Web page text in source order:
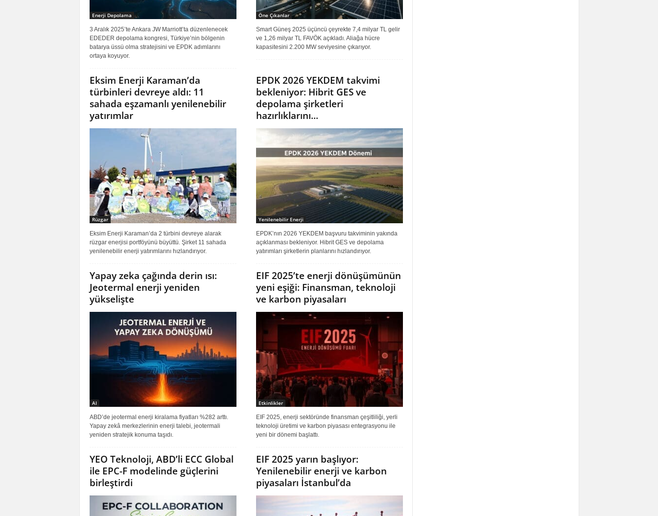
Enerji Depolama
3 Aralık 2025’te Ankara JW Marriott’ta düzenlenecek
EDEDER depolama kongresi, Türkiye’nin bölgenin
batarya üssü olma stratejisini ve EPDK adımlarını
ortaya koyuyor.
Öne Çıkanlar
Smart Güneş 2025 üçüncü çeyrekte 7,4 milyar TL gelir
ve 1,26 milyar TL FAVÖK açıkladı. Aliağa hücre
kapasitesini 2.200 MW seviyesine çıkarıyor.
Eksim Enerji Karaman’da
türbinleri devreye aldı: 11
sahada eşzamanlı yenilenebilir
yatırımlar
Rüzgar
Eksim Enerji Karaman’da 2 türbini devreye alarak
rüzgar enerjisi portföyünü büyüttü. Şirket 11 sahada
yenilenebilir enerji yatırımlarını hızlandırıyor.
EPDK 2026 YEKDEM takvimi
bekleniyor: Hibrit GES ve
depolama şirketleri
hazırlıklarını...
Yenilenebilir Enerji
EPDK’nın 2026 YEKDEM başvuru takviminin yakında
açıklanması bekleniyor. Hibrit GES ve depolama
yatırımları şirketlerin planlarını hızlandırıyor.
Yapay zeka çağında derin ısı:
Jeotermal enerji yeniden
yükselişte
AI
ABD’de jeotermal enerji kiralama fiyatları %282 arttı.
Yapay zekâ merkezlerinin enerji talebi, jeotermali
yeniden stratejik konuma taşıdı.
EIF 2025’te enerji dönüşümünün
yeni eşiği: Finansman, teknoloji
ve karbon piyasaları
Etkinlikler
EIF 2025, enerji sektöründe finansman çeşitliliği, yerli
teknoloji üretimi ve karbon piyasası entegrasyonu ile
yeni bir dönemi başlattı.
YEO Teknoloji, ABD’li ECC Global
ile EPC-F modelinde güçlerini
birleştirdi
EIF 2025 yarın başlıyor:
Yenilenebilir enerji ve karbon
piyasaları İstanbul’da